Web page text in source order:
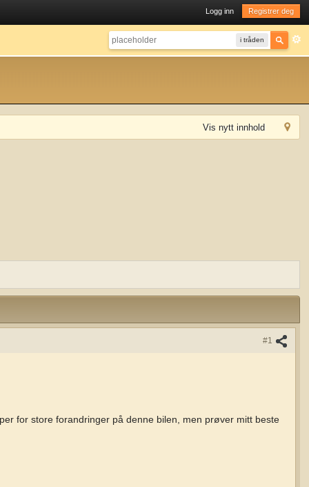
Logg inn Registrer deg
i tråden
Vis nytt innhold
#1
for store forandringer på denne bilen, men prøver mitt beste